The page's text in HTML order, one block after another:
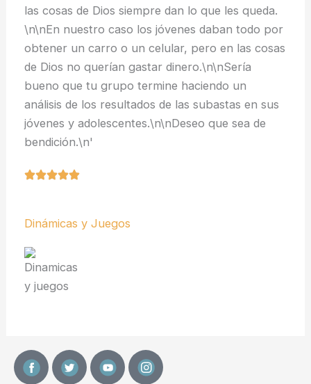
las cosas de Dios siempre dan lo que les queda.
\n\nEn nuestro caso los jóvenes daban todo por
obtener un carro o un celular, pero en las cosas
de Dios no querían gastar dinero.\n\nSería
bueno que tu grupo termine haciendo un
análisis de los resultados de las subastas en sus
jóvenes y adolescentes.\n\nDeseo que sea de
bendición.\n'
Dinámicas y Juegos
F
a
T
w
Y
o
I
n